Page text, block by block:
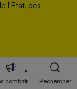
l'Etat, des
pour défendre les
et promouvoir une
respectueuse des
combats Rechercher